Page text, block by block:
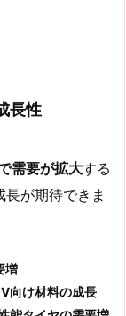
長性
需要が拡大する
が期待できま
増
向け材料の成長